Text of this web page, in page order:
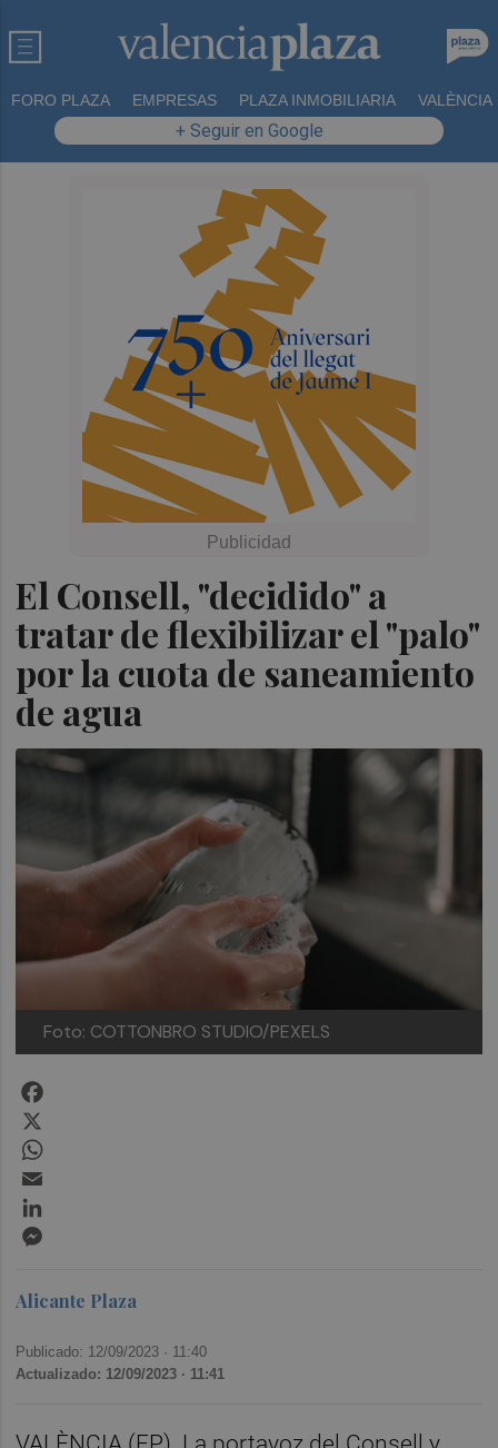
FORO PLAZA EMPRESAS PLAZA INMOBILIARIA VALÈNCIA
+ Seguir en Google
El Consell, "decidido" a
tratar de flexibilizar el "palo"
por la cuota de saneamiento
de agua
Foto: COTTONBRO STUDIO/PEXELS
Alicante Plaza
Publicado: 12/09/2023 · 11:40
Actualizado: 12/09/2023 · 11:41